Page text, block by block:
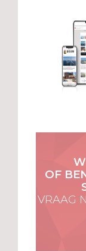
OF
VRAAG